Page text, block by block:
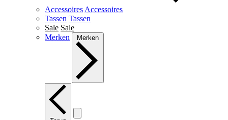
Accessoires Accessoires
Tassen Tassen
Sale Sale
Merken
Merken